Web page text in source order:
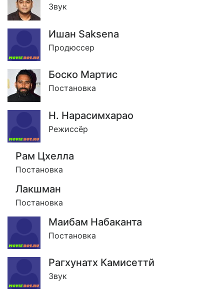
Звук
Ишан Saksena
Продюссер
Боско Мартис
Постановка
Н. Нарасимхарао
Режиссёр
Рам Цхелла
Постановка
Лакшман
Постановка
Маибам Набаканта
Постановка
Рагхунатх Камисеттй
Звук